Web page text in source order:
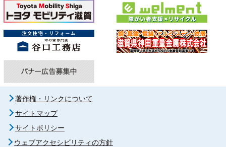
著作権・リンクについて
サイトマップ
サイトポリシー
ウェブアクセシビリティの方針